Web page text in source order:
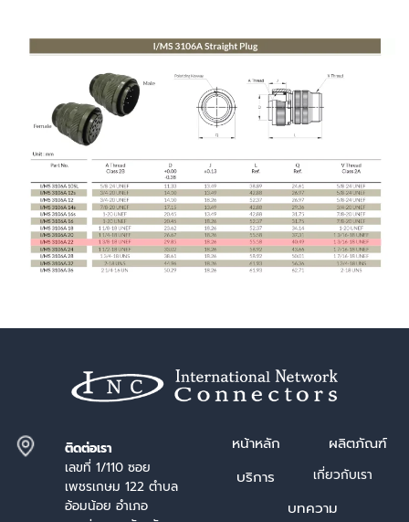
ติดต่อเรา
เลขที่ 1/110 ซอย
เพชรเกษม 122 ตำบล
อ้อมน้อย อำเภอ
หน้าหลัก
ผลิตภัณฑ์
บริการ
เกี่ยวกับเรา
บทความ